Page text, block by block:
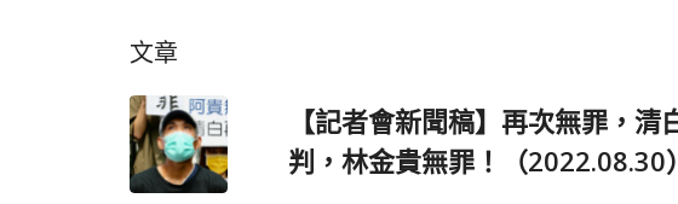
文章
【記者會新聞稿】再次無罪，
判，林金貴無罪！（2022.08.30）